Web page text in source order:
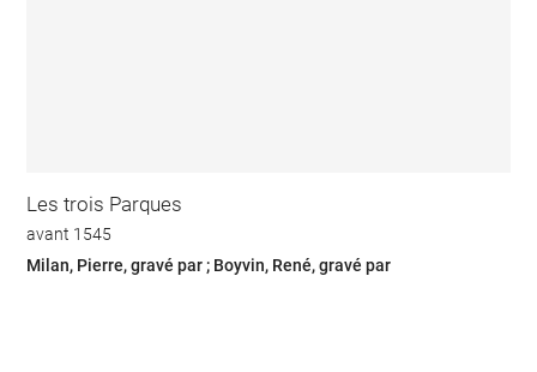
Les trois Parques
avant 1545
Milan, Pierre, gravé par ; Boyvin, René, gravé par